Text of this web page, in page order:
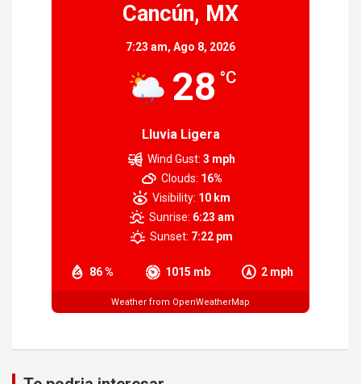
Cancún, MX
7:23 am, Ago 8, 2026
28 °C
Lluvia Ligera
86 % 1015 mb 2 mph
Wind Gust: 3 mph
Clouds: 16%
Visibility: 10 km
Sunrise: 6:23 am
Sunset: 7:22 pm
Weather from OpenWeatherMap